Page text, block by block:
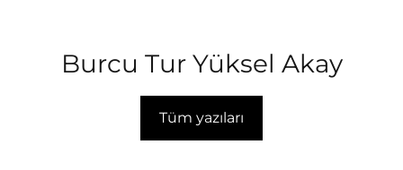
Burcu Tur Yüksel Akay
Tüm yazıları